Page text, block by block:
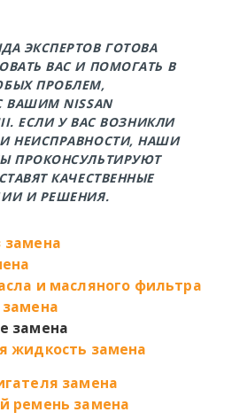
ЭКСПЕРТОВ ГОТОВА
ВАС И ПОМОГАТЬ В
ПРОБЛЕМ,
ВАШИМ NISSAN
III. ЕСЛИ У ВАС ВОЗНИКЛИ
НЕИСПРАВНОСТИ, НАШИ
ПРОКОНСУЛЬТИРУЮТ
КАЧЕСТВЕННЫЕ
И РЕШЕНИЯ.
и масляного фильтра
замена
жидкость замена
замена
ремень замена